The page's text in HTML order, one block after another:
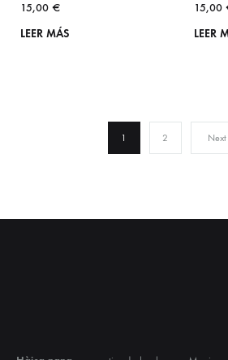
15,00 €
LEER MÁS
15,00
LEER
1 2 Next